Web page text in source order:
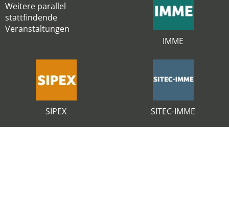
Weitere parallel
stattfindende
Veranstaltungen
IMME
SIPEX SITEC-IMME